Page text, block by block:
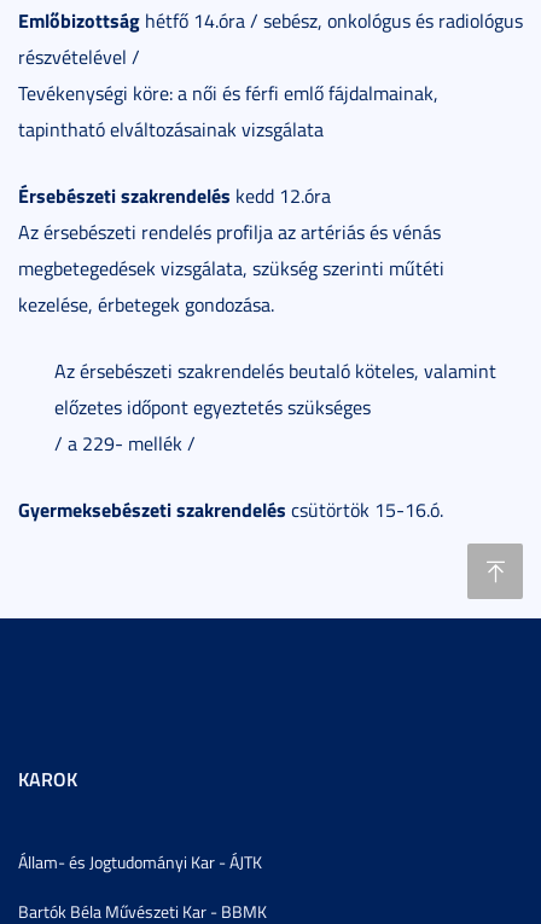
Emlőbizottság hétfő 14.óra / sebész, onkológus és radiológus
részvételével /
Tevékenységi köre: a női és férfi emlő fájdalmainak,
tapintható elváltozásainak vizsgálata
Érsebészeti szakrendelés kedd 12.óra
Az érsebészeti rendelés profilja az artériás és vénás
megbetegedések vizsgálata, szükség szerinti műtéti
kezelése, érbetegek gondozása.
Az érsebészeti szakrendelés beutaló köteles, valamint
előzetes időpont egyeztetés szükséges
/ a 229- mellék /
Gyermeksebészeti szakrendelés csütörtök 15-16.ó.
KAROK
Állam- és Jogtudományi Kar - ÁJTK
Bartók Béla Művészeti Kar - BBMK